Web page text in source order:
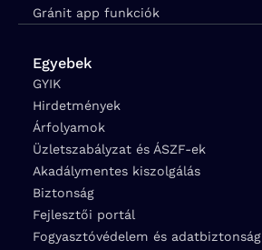
Gránit app funkciók
Egyebek
GYIK
Hirdetmények
Árfolyamok
Üzletszabályzat és ÁSZF-ek
Akadálymentes kiszolgálás
Biztonság
Fejlesztői portál
Fogyasztóvédelem és adatbiztonság